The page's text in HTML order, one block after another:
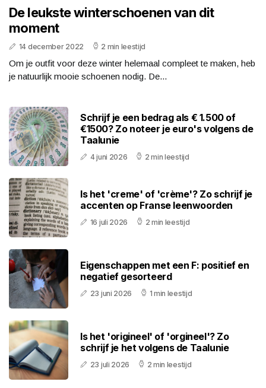
De leukste winterschoenen van dit
moment
14 december 2022 2 min leestijd
Om je outfit voor deze winter helemaal compleet te maken, heb
je natuurlijk mooie schoenen nodig. De...
Schrijf je een bedrag als € 1.500 of
€1500? Zo noteer je euro's volgens de
Taalunie
4 juni 2026 2 min leestijd
Is het 'creme' of 'crème'? Zo schrijf je
accenten op Franse leenwoorden
16 juli 2026 2 min leestijd
Eigenschappen met een F: positief en
negatief gesorteerd
23 juni 2026 1 min leestijd
Is het 'origineel' of 'orgineel'? Zo
schrijf je het volgens de Taalunie
23 juli 2026 2 min leestijd